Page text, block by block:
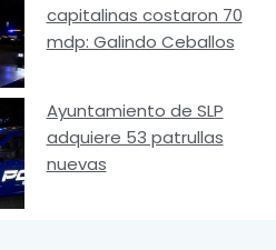
capitalinas costaron 70
mdp: Galindo Ceballos
Ayuntamiento de SLP
adquiere 53 patrullas
nuevas